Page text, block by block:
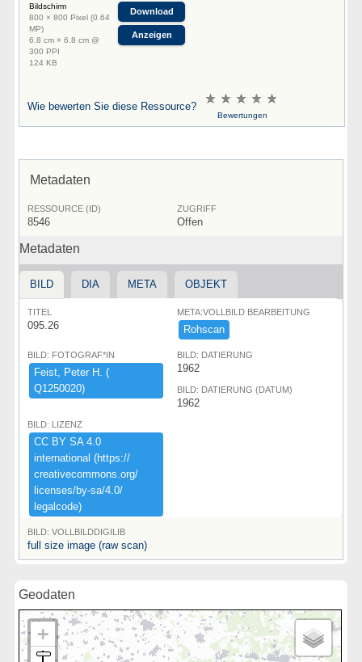
Bildschirm
800 × 800 Pixel (0.64
MP)
6.8 cm × 6.8 cm @
300 PPI
124 KB
Download
Anzeigen
Wie bewerten Sie diese Ressource?
Bewertungen
Metadaten
RESSOURCE (ID)
8546
ZUGRIFF
Offen
Metadaten
BILD DIA META OBJEKT
TITEL
095.26
META:VOLLBILD BEARBEITUNG
Rohscan
BILD: FOTOGRAF*IN
Feist,​ ​Peter ​H.​ ​(​
Q1250020)​
BILD: DATIERUNG
1962
BILD: DATIERUNG (DATUM)
1962
BILD: LIZENZ
CC ​BY ​SA ​4.​0 ​
international ​(​https:​/​/​
creativecommons.​org/​
licenses/​by-​sa/​4.​0/​
legalcode)​
BILD: VOLLBILDDIGILIB
full size image (raw scan)
Geodaten